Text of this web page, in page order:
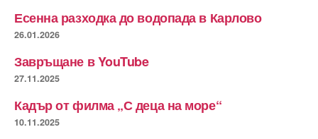
Есенна разходка до водопада в Карлово
26.01.2026
Завръщане в YouTube
27.11.2025
Кадър от филма „С деца на море“
10.11.2025